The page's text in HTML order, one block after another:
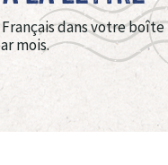
dans votre boîte
mois.